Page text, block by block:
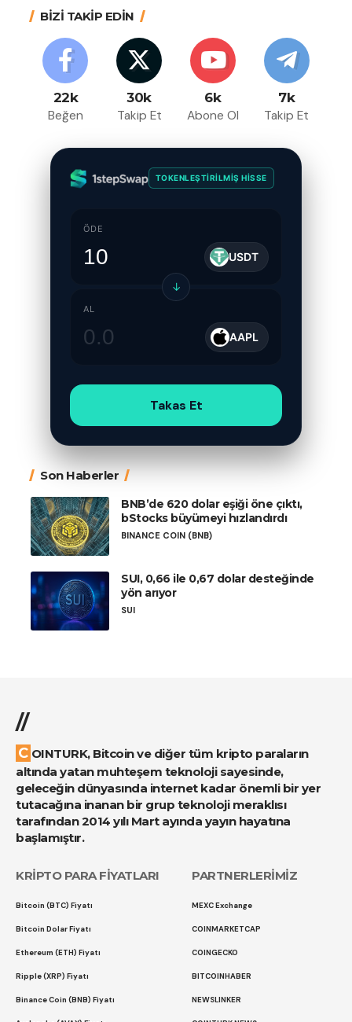
BİZİ TAKİP EDİN
22k
Beğen
30k
Takip Et
6k
Abone Ol
7k
Takip Et
TOKENLEŞTIRILMIŞ HISSE
ÖDE
USDT
↓
AL
AAPL
Takas Et
Son Haberler
BNB’de 620 dolar eşiği öne çıktı,
bStocks büyümeyi hızlandırdı
BINANCE COIN (BNB)
SUI, 0,66 ile 0,67 dolar desteğinde
yön arıyor
SUI
//
COINTURK, Bitcoin ve diğer tüm kripto paraların
altında yatan muhteşem teknoloji sayesinde,
geleceğin dünyasında internet kadar önemli bir yer
tutacağına inanan bir grup teknoloji meraklısı
tarafından 2014 yılı Mart ayında yayın hayatına
başlamıştır.
KRİPTO PARA FİYATLARI
Bitcoin (BTC) Fiyatı
Bitcoin Dolar Fiyatı
Ethereum (ETH) Fiyatı
Ripple (XRP) Fiyatı
Binance Coin (BNB) Fiyatı
PARTNERLERİMİZ
MEXC Exchange
COINMARKETCAP
COINGECKO
BITCOINHABER
NEWSLINKER